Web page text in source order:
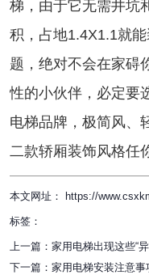
梯，由于它无需井坑
积，占地1.4X1.1就
题，绝对不会在家碍
性的小伙伴，必定要
电梯品牌，极简风、
二款轿厢装饰风格任
本文网址： https://
标签：
上一篇： 家用电梯出现这些“
下一篇： 家用电梯安装注意事